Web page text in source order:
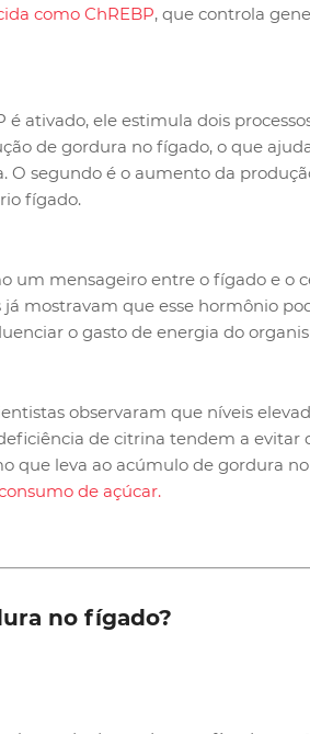
como ChREBP, que controla
é ativado, ele estimula dois
de gordura no fígado, o que
O segundo é o aumento da
fígado.
um mensageiro entre o fígado e o
mostravam que esse hormônio
o gasto de energia do
observaram que níveis
de citrina tendem a evitar
que leva ao acúmulo de gordura
de açúcar.
no fígado?